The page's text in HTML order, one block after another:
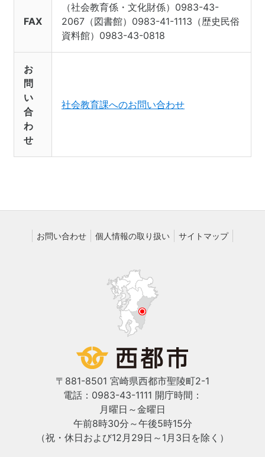
FAX
（社会教育係・文化財係）0983-43-
2067（図書館）0983-41-1113（歴史民俗
資料館）0983-43-0818
お
問
い
合
わ
せ
社会教育課へのお問い合わせ
お問い合わせ 個人情報の取り扱い サイトマップ
〒881-8501 宮崎県西都市聖陵町2-1
電話：0983-43-1111 開庁時間：
月曜日～金曜日
午前8時30分～午後5時15分
（祝・休日および12月29日～1月3日を除く）